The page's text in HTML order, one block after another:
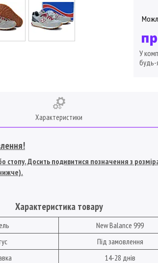
У
будь-
Характеристики
стопу. Досить подивитися позначення з
Характеристика товару
New Balance 999
Під замовлення
14-28 днів